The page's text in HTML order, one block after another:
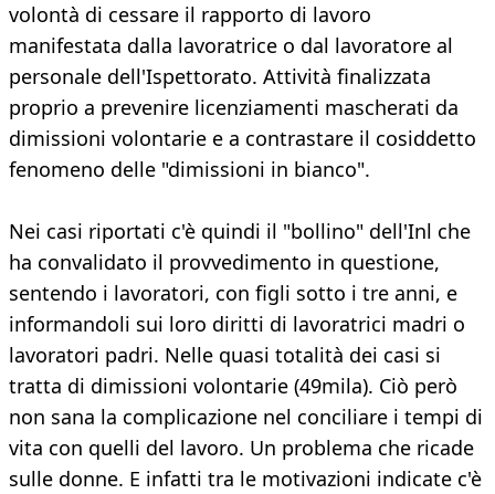
volontà di cessare il rapporto di lavoro
manifestata dalla lavoratrice o dal lavoratore al
personale dell'Ispettorato. Attività finalizzata
proprio a prevenire licenziamenti mascherati da
dimissioni volontarie e a contrastare il cosiddetto
fenomeno delle "dimissioni in bianco".
Nei casi riportati c'è quindi il "bollino" dell'Inl che
ha convalidato il provvedimento in questione,
sentendo i lavoratori, con figli sotto i tre anni, e
informandoli sui loro diritti di lavoratrici madri o
lavoratori padri. Nelle quasi totalità dei casi si
tratta di dimissioni volontarie (49mila). Ciò però
non sana la complicazione nel conciliare i tempi di
vita con quelli del lavoro. Un problema che ricade
sulle donne. E infatti tra le motivazioni indicate c'è